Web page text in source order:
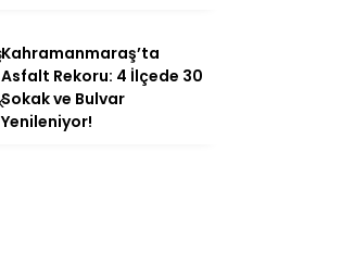
Kahramanmaraş’ta
Asfalt Rekoru: 4 İlçede 30
Sokak ve Bulvar
Yenileniyor!